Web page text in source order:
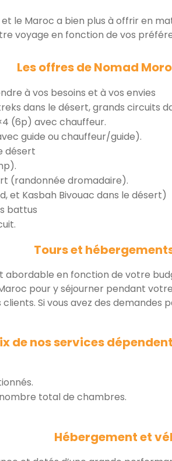
le Maroc a bien plus à offrir en
voyage en fonction de vos
Les offres de Nomad
à vos besoins et à vos envies
dans le désert, grands circuits
(6p) avec chauffeur.
guide ou chauffeur/guide).
désert
(randonnée dromadaire).
et Kasbah Bivouac dans le désert)
battus
Tours et
abordable en fonction de votre
pour y séjourner pendant
Si vous avez des
de nos services
total de chambres.
Hébergement et